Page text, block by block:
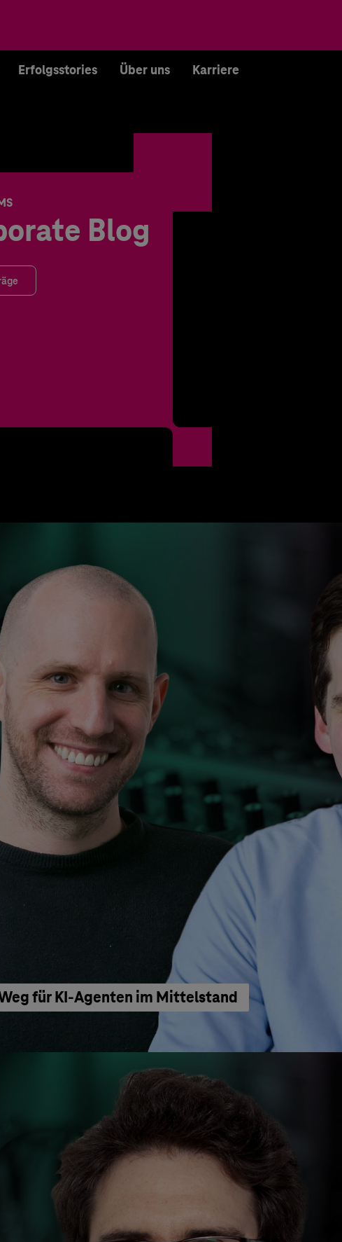
Erfolgsstories Über uns Karriere
Blog
für KI-Agenten im Mittelstand